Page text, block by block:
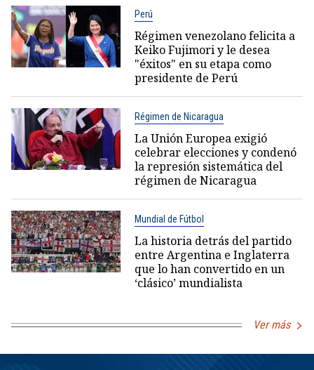
Perú
Régimen venezolano felicita a
Keiko Fujimori y le desea
"éxitos" en su etapa como
presidente de Perú
Régimen de Nicaragua
La Unión Europea exigió
celebrar elecciones y condenó
la represión sistemática del
régimen de Nicaragua
Mundial de Fútbol
La historia detrás del partido
entre Argentina e Inglaterra
que lo han convertido en un
‘clásico’ mundialista
Ver más